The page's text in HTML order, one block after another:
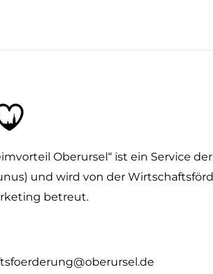
und wird von der
betreut.